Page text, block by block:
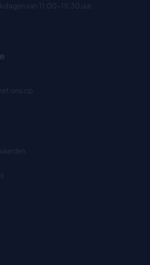
van 11:00-15:30 uur.
ons op